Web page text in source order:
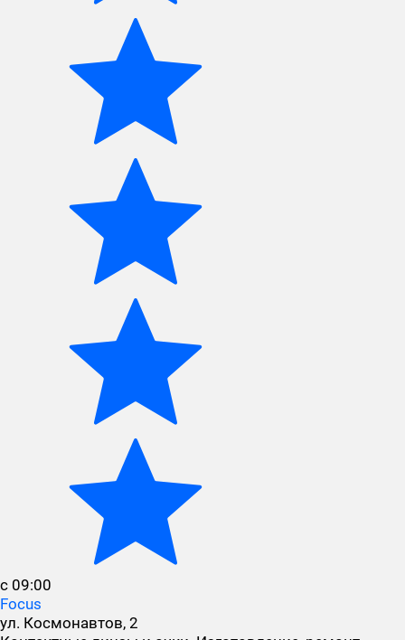
с 09:00
Focus
ул. Космонавтов, 2